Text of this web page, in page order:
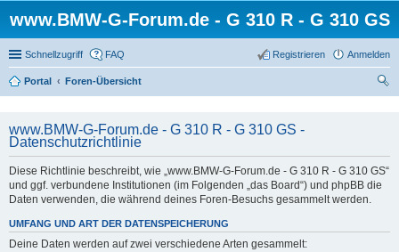
www.BMW-G-Forum.de - G 310 R - G 310 GS
Schnellzugriff FAQ Anmelden
Registrieren
Portal
Foren-Übersicht
www.BMW-G-Forum.de - G 310 R - G 310 GS -
Datenschutzrichtlinie
Diese Richtlinie beschreibt, wie „www.BMW-G-Forum.de - G 310 R - G 310 GS“
und ggf. verbundene Institutionen (im Folgenden „das Board“) und phpBB die
Daten verwenden, die während deines Foren-Besuchs gesammelt werden.
UMFANG UND ART DER DATENSPEICHERUNG
Deine Daten werden auf zwei verschiedene Arten gesammelt: